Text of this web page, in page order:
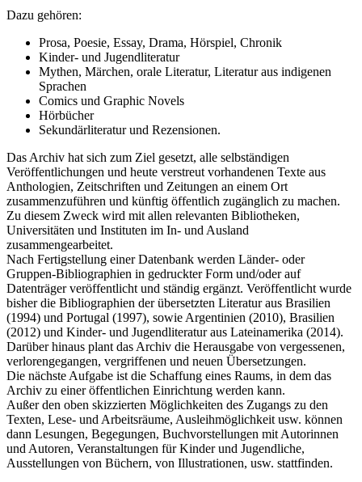
Dazu gehören:
Prosa, Poesie, Essay, Drama, Hörspiel, Chronik
Kinder- und Jugendliteratur
Mythen, Märchen, orale Literatur, Literatur aus indigenen
Sprachen
Comics und Graphic Novels
Hörbücher
Sekundärliteratur und Rezensionen.
Das Archiv hat sich zum Ziel gesetzt, alle selbständigen
Veröffentlichungen und heute verstreut vorhandenen Texte aus
Anthologien, Zeitschriften und Zeitungen an einem Ort
zusammenzuführen und künftig öffentlich zugänglich zu machen.
Zu diesem Zweck wird mit allen relevanten Bibliotheken,
Universitäten und Instituten im In- und Ausland
zusammengearbeitet.
Nach Fertigstellung einer Datenbank werden Länder- oder
Gruppen-Bibliographien in gedruckter Form und/oder auf
Datenträger veröffentlicht und ständig ergänzt. Veröffentlicht wurde
bisher die Bibliographien der übersetzten Literatur aus Brasilien
(1994) und Portugal (1997), sowie Argentinien (2010), Brasilien
(2012) und Kinder- und Jugendliteratur aus Lateinamerika (2014).
Darüber hinaus plant das Archiv die Herausgabe von vergessenen,
verlorengegangen, vergriffenen und neuen Übersetzungen.
Die nächste Aufgabe ist die Schaffung eines Raums, in dem das
Archiv zu einer öffentlichen Einrichtung werden kann.
Außer den oben skizzierten Möglichkeiten des Zugangs zu den
Texten, Lese- und Arbeitsräume, Ausleihmöglichkeit usw. können
dann Lesungen, Begegungen, Buchvorstellungen mit Autorinnen
und Autoren, Veranstaltungen für Kinder und Jugendliche,
Ausstellungen von Büchern, von Illustrationen, usw. stattfinden.